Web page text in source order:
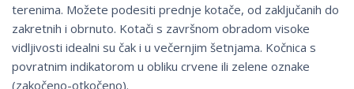
terenima. Možete podesiti prednje kotače, od zaključanih do
zakretnih i obrnuto. Kotači s završnom obradom visoke
vidljivosti idealni su čak i u večernjim šetnjama. Kočnica s
povratnim indikatorom u obliku crvene ili zelene oznake
(zakočeno-otkočeno).